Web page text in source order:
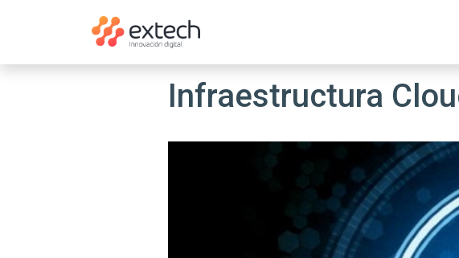
Infraestructura